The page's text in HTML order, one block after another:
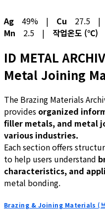
Ag 49% | Cu 27.5 |
Mn 2.5 | 작업온도 (℃)
ID METAL
Metal Joining
The Brazing Materials
provides organized
filler metals, and metal
various industries.
Each section offers
to help users understand
characteristics, and
metal bonding.
Brazing & Joining Materials (브